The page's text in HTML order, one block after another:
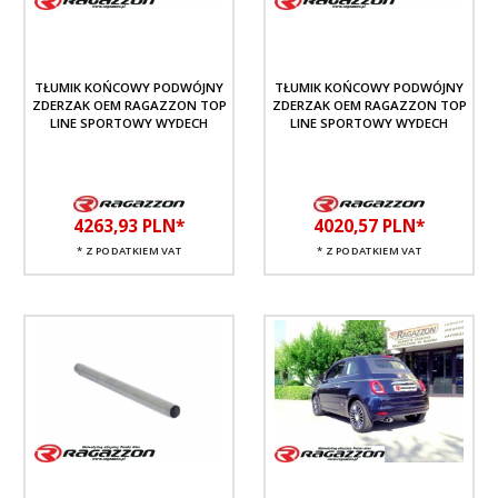
TŁUMIK KOŃCOWY PODWÓJNY
ZDERZAK OEM RAGAZZON TOP
LINE SPORTOWY WYDECH
4263,93 PLN*
* Z PODATKIEM VAT
TŁUMIK KOŃCOWY PODWÓJNY
ZDERZAK OEM RAGAZZON TOP
LINE SPORTOWY WYDECH
4020,57 PLN*
* Z PODATKIEM VAT